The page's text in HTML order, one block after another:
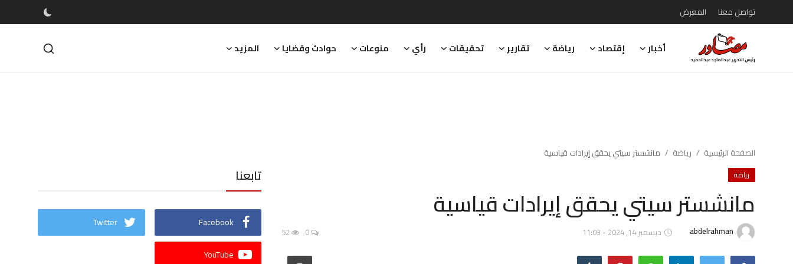
تواصل معنا المعرض
أخبار إقتصاد رياضة تقارير تحقيقات رأي منوعات حوادث وقضايا المزيد
تحقيقات
الصفحة الرئيسية رياضة مانشستر سيتي يحقق إيرادات قياسية
رياضة
مانشستر سيتي يحقق إيرادات قياسية
abdelrahman ديسمبر 14, 2024 - 11:03 0
52
تابعنا
Facebook
Twitter
YouTube